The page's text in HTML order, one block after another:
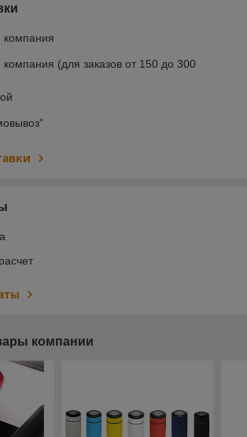
компания
(для заказов от 150 до 300
компании